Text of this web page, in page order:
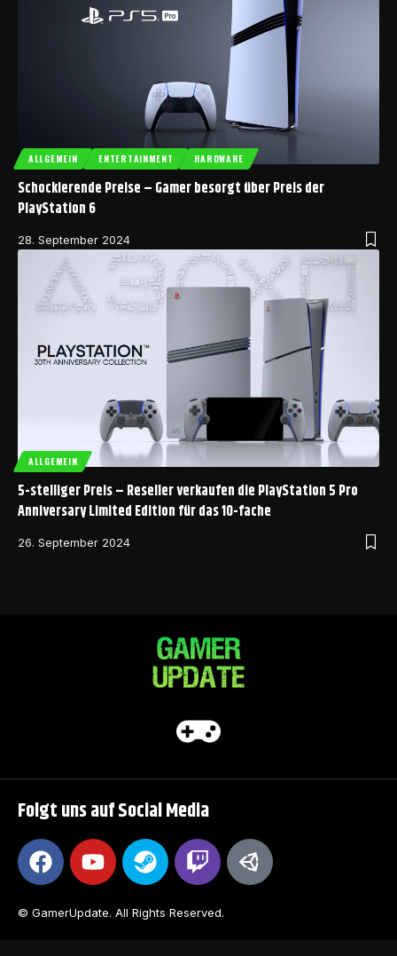
ALLGEMEIN ENTERTAINMENT HARDWARE
Schockierende Preise – Gamer besorgt über Preis der
PlayStation 6
28. September 2024
ALLGEMEIN
5-stelliger Preis – Reseller verkaufen die PlayStation 5 Pro
Anniversary Limited Edition für das 10-fache
26. September 2024
Folgt uns auf Social Media
© GamerUpdate. All Rights Reserved.